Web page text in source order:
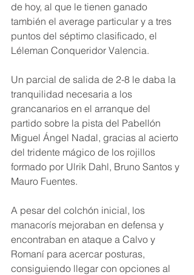
de hoy, al que le tienen ganado
también el average particular y a tres
puntos del séptimo clasificado, el
Léleman Conqueridor Valencia.
Un parcial de salida de 2-8 le daba la
tranquilidad necesaria a los
grancanarios en el arranque del
partido sobre la pista del Pabellón
Miguel Ángel Nadal, gracias al acierto
del tridente mágico de los rojillos
formado por Ulrik Dahl, Bruno Santos y
Mauro Fuentes.
A pesar del colchón inicial, los
manacorís mejoraban en defensa y
encontraban en ataque a Calvo y
Romaní para acercar posturas,
consiguiendo llegar con opciones al